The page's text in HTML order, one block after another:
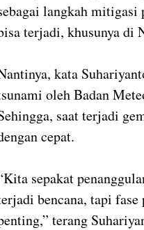
langkah mitigasi
terjadi, khusunya di
kata
oleh Badan
saat terjadi
cepat.
sepakat
bencana, tapi fase
terang